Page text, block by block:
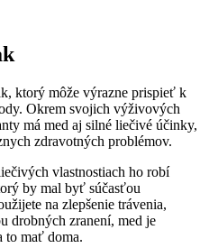
ktorý môže výrazne prispieť k
Okrem svojich výživových
má med aj silné liečivé účinky,
zdravotných problémov.
vlastnostiach ho robí
by mal byť súčasťou
na zlepšenie trávenia,
drobných zranení, med je
to mať doma.